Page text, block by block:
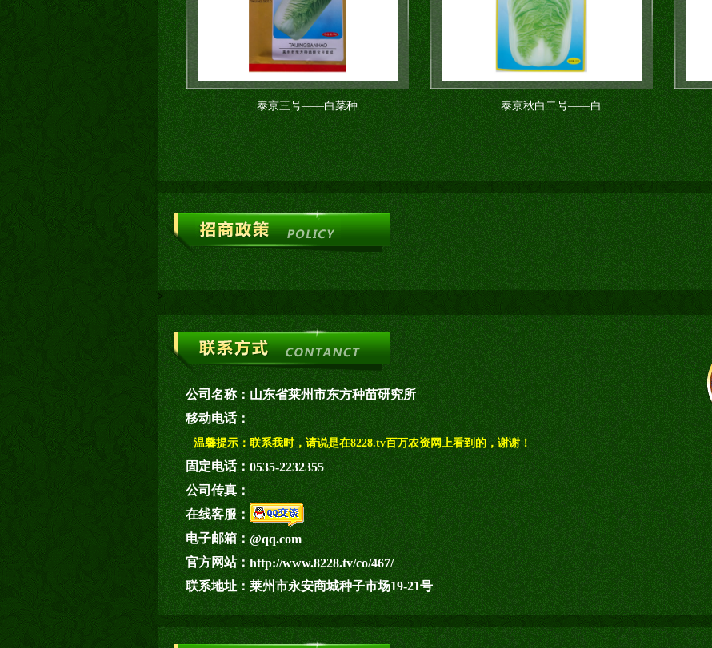
泰京三号——白菜种 泰京秋白二号——白
>
公司名称：山东省莱州市东方种苗研究所
移动电话：
温馨提示： 联系我时，请说是在8228.tv百万农资网上看到的，谢谢！
固定电话：0535-2232355
公司传真：
在线客服：
电子邮箱：@qq.com
官方网站：http://www.8228.tv/co/467/
联系地址：莱州市永安商城种子市场19-21号